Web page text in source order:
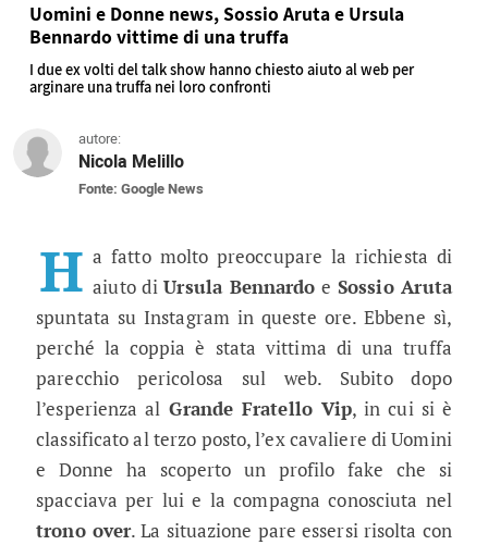
Uomini e Donne news, Sossio Aruta e Ursula
Bennardo vittime di una truffa
I due ex volti del talk show hanno chiesto aiuto al web per
arginare una truffa nei loro confronti
autore:
Nicola Melillo
Fonte: Google News
Uomini e Donne news, Sossio
H a fatto molto preoccupare la richiesta di
aiuto diUrsula Bennardo eSossio Aruta
spuntata su Instagram in queste ore. Ebbene sì,
perché la coppia è stata vittima di una truffa
parecchio pericolosa sul web. Subito dopo
l’esperienza al Grande Fratello Vip, in cui si è
classificato al terzo posto, l’ex cavaliere di Uomini
e Donne ha scoperto un profilo fake che si
spacciava per lui e la compagna conosciuta nel
trono over. La situazione pare essersi risolta con